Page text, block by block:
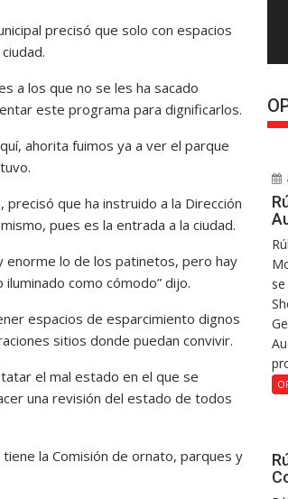
precisó que solo con espacios
a los que no se les ha sacado
este programa para dignificarlos.
ahorita fuimos ya a ver el parque
que ha instruido a la Dirección
pues es la entrada a la ciudad.
enorme lo de los patinetos, pero hay
como cómodo” dijo.
espacios de esparcimiento dignos
sitios donde puedan convivir.
el mal estado en el que se
una revisión del estado de todos
la Comisión de ornato, parques y